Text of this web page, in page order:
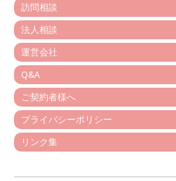
訪問相談
法人相談
運営会社
Q&A
ご契約者様へ
プライバシーポリシー
リンク集